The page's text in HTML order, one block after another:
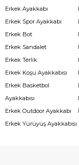
Erkek Ayakkabı
Erkek Spor Ayakkabı
Erkek Bot
Erkek Sandalet
Erkek Terlik
Erkek Koşu Ayakkabısı
Erkek Basketbol
Ayakkabısı
Erkek Outdoor Ayakkabı
Erkek Yürüyüş Ayakkabısı